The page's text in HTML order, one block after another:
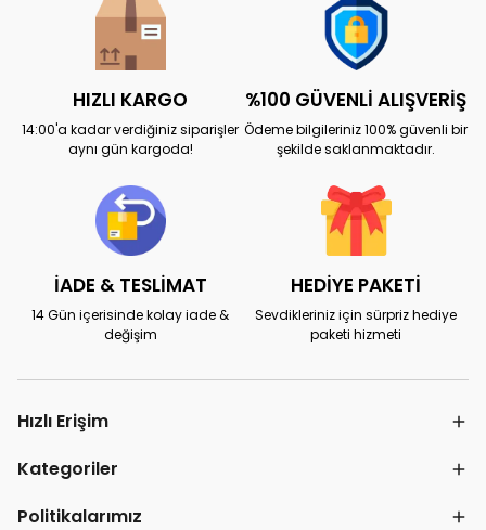
HIZLI KARGO
14:00'a kadar verdiğiniz siparişler
aynı gün kargoda!
%100 GÜVENLİ ALIŞVERİŞ
Ödeme bilgileriniz 100% güvenli bir
şekilde saklanmaktadır.
İADE & TESLİMAT
14 Gün içerisinde kolay iade &
değişim
HEDİYE PAKETİ
Sevdikleriniz için sürpriz hediye
paketi hizmeti
Hızlı Erişim
Kategoriler
Politikalarımız